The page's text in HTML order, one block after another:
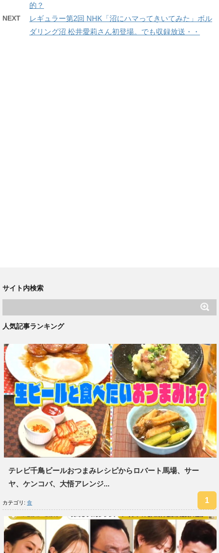
的？
NEXT
レギュラー第2回 NHK「沼にハマってきいてみた」ボル
ダリング沼 松井愛莉さん初登場。でも収録放送・・
サイト内検索
人気記事ランキング
テレビ千鳥ビールおつまみレシピからロバート馬場、サー
ヤ、ケンコバ、大悟アレンジ...
カテゴリ: 食